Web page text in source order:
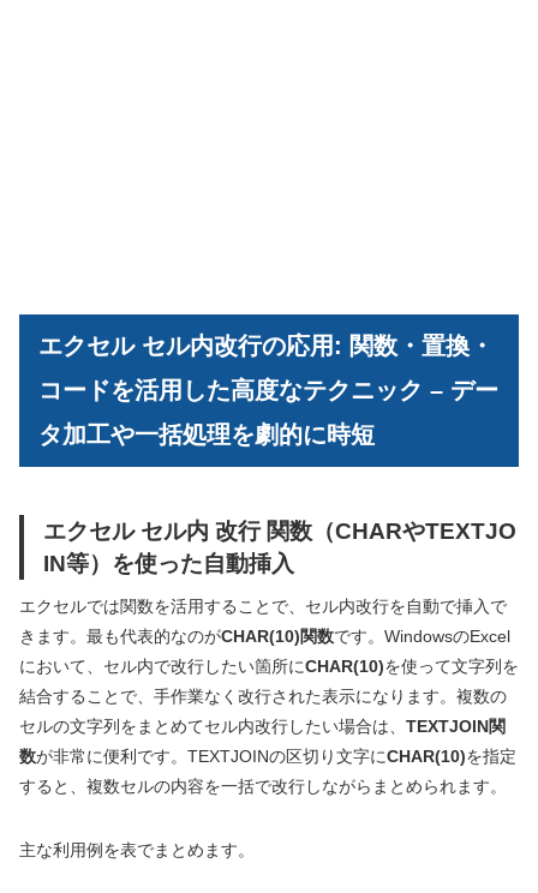
エクセル セル内改行の応用: 関数・置換・
コードを活用した高度なテクニック – デー
タ加工や一括処理を劇的に時短
エクセル セル内 改行 関数（CHARやTEXTJO
IN等）を使った自動挿入
エクセルでは関数を活用することで、セル内改行を自動で挿入で
きます。最も代表的なのがCHAR(10)関数です。WindowsのExcel
において、セル内で改行したい箇所にCHAR(10)を使って文字列を
結合することで、手作業なく改行された表示になります。複数の
セルの文字列をまとめてセル内改行したい場合は、 TEXTJOIN関
数が非常に便利です。TEXTJOINの区切り文字にCHAR(10)を指定
すると、複数セルの内容を一括で改行しながらまとめられます。
主な利用例を表でまとめます。